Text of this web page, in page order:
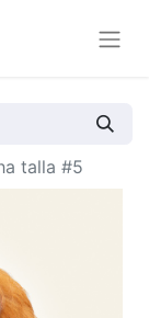
talla #5